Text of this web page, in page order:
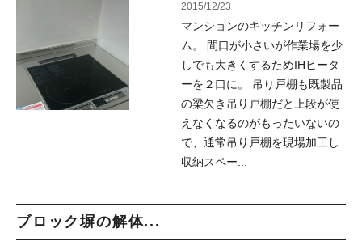
2015/12/23
マンションのキッチンリフォー
ム。 間口が小さいが作業場を少
しでも大きくするためIHヒータ
ーを２口に。 吊り戸棚も既製品
の梁欠き吊り戸棚だと上段が使
えなくなるのがもったいないの
で、通常吊り戸棚を現場加工し
収納スペー...
ブロック塀の解体...